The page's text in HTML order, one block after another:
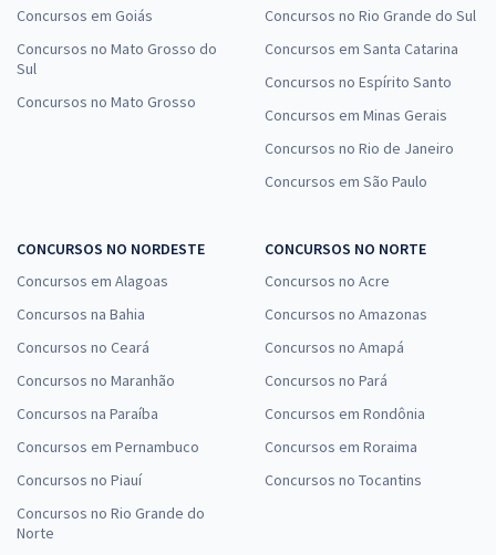
AMT - Autarquia Municipal de Trânsito de Eusébio - CE - Noções de
Prof. Aragonê Fernandes
ou R$ 199,90 à vista
Comprar
Prefeitura de Belmiro Braga - MG - Conhecimentos Gerais para os
Cargos de Nível Superior (Pós-Edital)
12x de
16,66
Concursos em Goiás
Concursos no Mato Grosso do
Sul
Concursos no Mato Grosso
Concursos no Rio Grande do Sul
Concursos em Santa Catarina
Concursos no Espírito Santo
Concursos em Minas Gerais
Concursos no Rio de Janeiro
Concursos em São Paulo
CONCURSOS NO NORDESTE
Concursos em Alagoas
Concursos na Bahia
Concursos no Ceará
Concursos no Maranhão
Concursos na Paraíba
Concursos em Pernambuco
Concursos no Piauí
Concursos no Rio Grande do
Norte
CONCURSOS NO NORTE
Concursos no Acre
Concursos no Amazonas
Concursos no Amapá
Concursos no Pará
Concursos em Rondônia
Concursos em Roraima
Concursos no Tocantins